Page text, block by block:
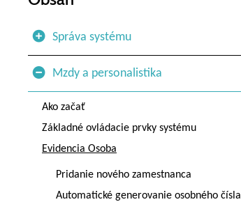
Správa systému
Mzdy a personalistika
Ako začať
Základné ovládacie prvky systému
Evidencia Osoba
Pridanie nového zamestnanca
Automatické generovanie osobného čísla